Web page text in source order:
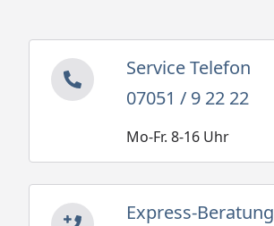
Service Telefon
07051 / 9 22 22
Mo-Fr. 8-16 Uhr
Express-Beratung